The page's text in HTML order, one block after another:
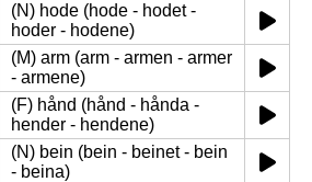
(N) hode (hode - hodet -
hoder - hodene)
(M) arm (arm - armen - armer
- armene)
(F) hånd (hånd - hånda -
hender - hendene)
(N) bein (bein - beinet - bein
- beina)